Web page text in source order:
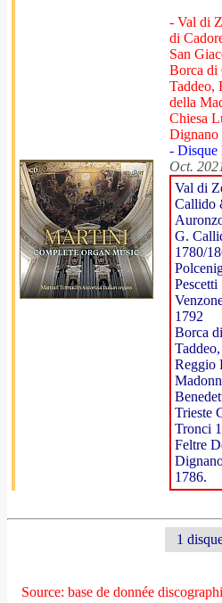
- Val di
di
San
Borca di
Taddeo,
della
Chiesa
Dignano
-
Oct.
Val di
Callido
G.
1780/
Pescetti
1792
Borca
Reggio
Trieste
Tronci
Feltre
1786.
1
Source: base de donnée